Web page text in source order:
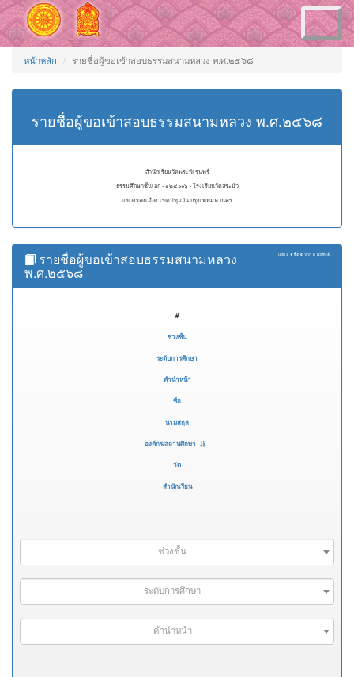
Toggle
navigation
หน้าหลัก รายชื่อผู้ขอเข้าสอบธรรมสนามหลวง พ.ศ.๒๕๖๘
รายชื่อผู้ขอเข้าสอบธรรมสนามหลวง พ.ศ.๒๕๖๘
สำนักเรียนวัดพระพิเรนทร์
ธรรมศึกษาชั้นเอก - ๑๒๔๐๐๖ - โรงเรียนวัดสระบัว
แขวงรองเมือง เขตปทุมวัน กรุงเทพมหานคร
แสดง 1 ถึง 6 จาก 6 ผลลัพธ์
รายชื่อผู้ขอเข้าสอบธรรมสนามหลวง
พ.ศ.๒๕๖๘
#
ช่วงชั้น
ระดับการศึกษา
คำนำหน้า
ชื่อ
นามสกุล
องค์กร/สถานศึกษา
วัด
สำนักเรียน
ช่วงชั้น
ระดับการศึกษา
คำนำหน้า